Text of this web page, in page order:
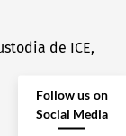
de ICE,
Follow us on
Social Media